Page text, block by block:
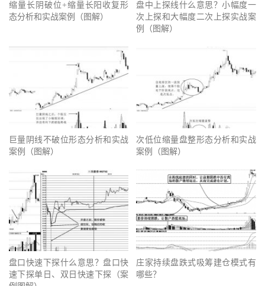
缩量长阴破位+缩量长阳收复形
态分析和实战案例（图解）
盘中上探线什么意思？小幅度一
次上探和大幅度二次上探实战案
例（图解）
巨量阴线不破位形态分析和实战
案例（图解）
次低位缩量盘整形态分析和实战
案例（图解）
盘口快速下探什么意思？盘口快
速下探单日、双日快速下探（案
庄家持续盘跌式吸筹建仓模式有
哪些？